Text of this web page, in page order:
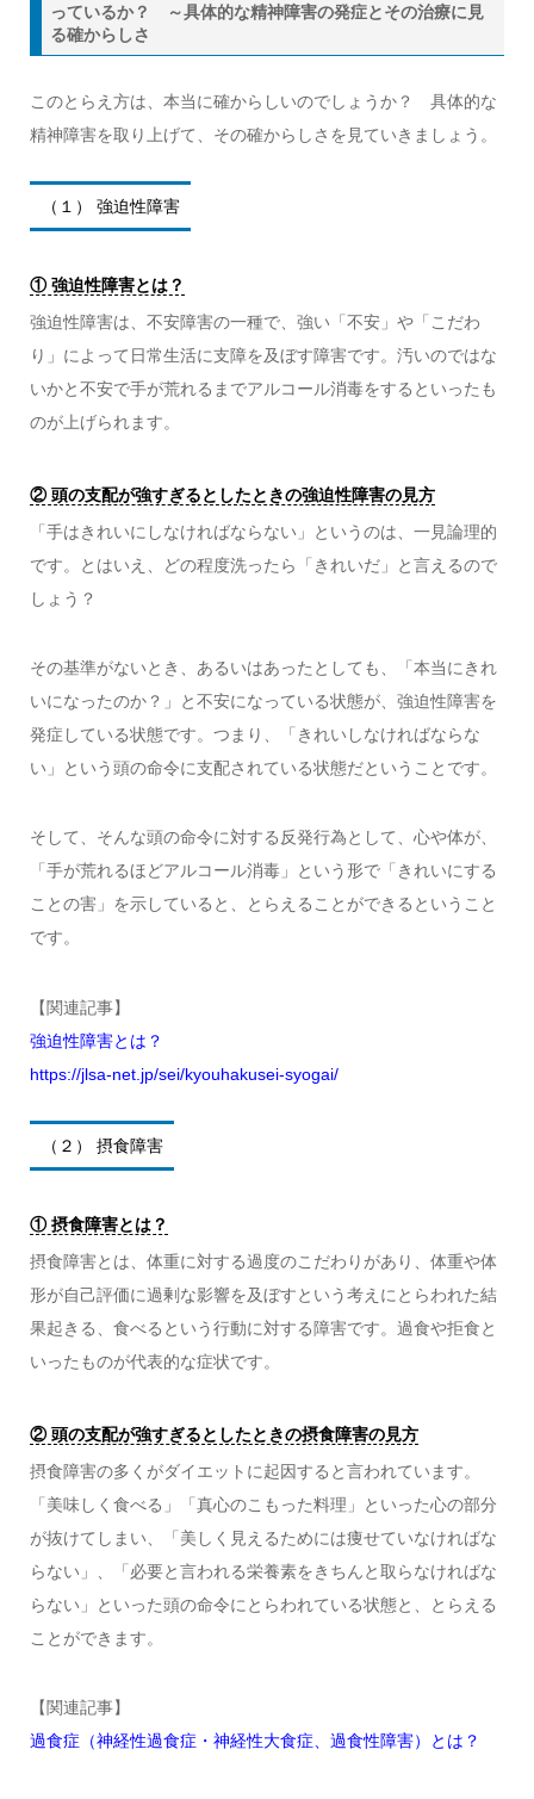
っているか？ ～具体的な精神障害の発症とその治療に見
る確からしさ
このとらえ方は、本当に確からしいのでしょうか？ 具体的な
精神障害を取り上げて、その確からしさを見ていきましょう。
（１） 強迫性障害
① 強迫性障害とは？
強迫性障害は、不安障害の一種で、強い「不安」や「こだわ
り」によって日常生活に支障を及ぼす障害です。汚いのではな
いかと不安で手が荒れるまでアルコール消毒をするといったも
のが上げられます。
② 頭の支配が強すぎるとしたときの強迫性障害の見方
「手はきれいにしなければならない」というのは、一見論理的
です。とはいえ、どの程度洗ったら「きれいだ」と言えるので
しょう？
その基準がないとき、あるいはあったとしても、「本当にきれ
いになったのか？」と不安になっている状態が、強迫性障害を
発症している状態です。つまり、「きれいしなければならな
い」という頭の命令に支配されている状態だということです。
そして、そんな頭の命令に対する反発行為として、心や体が、
「手が荒れるほどアルコール消毒」という形で「きれいにする
ことの害」を示していると、とらえることができるということ
です。
【関連記事】
強迫性障害とは？
https://jlsa-net.jp/sei/kyouhakusei-syogai/
（２） 摂食障害
① 摂食障害とは？
摂食障害とは、体重に対する過度のこだわりがあり、体重や体
形が自己評価に過剰な影響を及ぼすという考えにとらわれた結
果起きる、食べるという行動に対する障害です。過食や拒食と
いったものが代表的な症状です。
② 頭の支配が強すぎるとしたときの摂食障害の見方
摂食障害の多くがダイエットに起因すると言われています。
「美味しく食べる」「真心のこもった料理」といった心の部分
が抜けてしまい、「美しく見えるためには痩せていなければな
らない」、「必要と言われる栄養素をきちんと取らなければな
らない」といった頭の命令にとらわれている状態と、とらえる
ことができます。
【関連記事】
過食症（神経性過食症・神経性大食症、過食性障害）とは？